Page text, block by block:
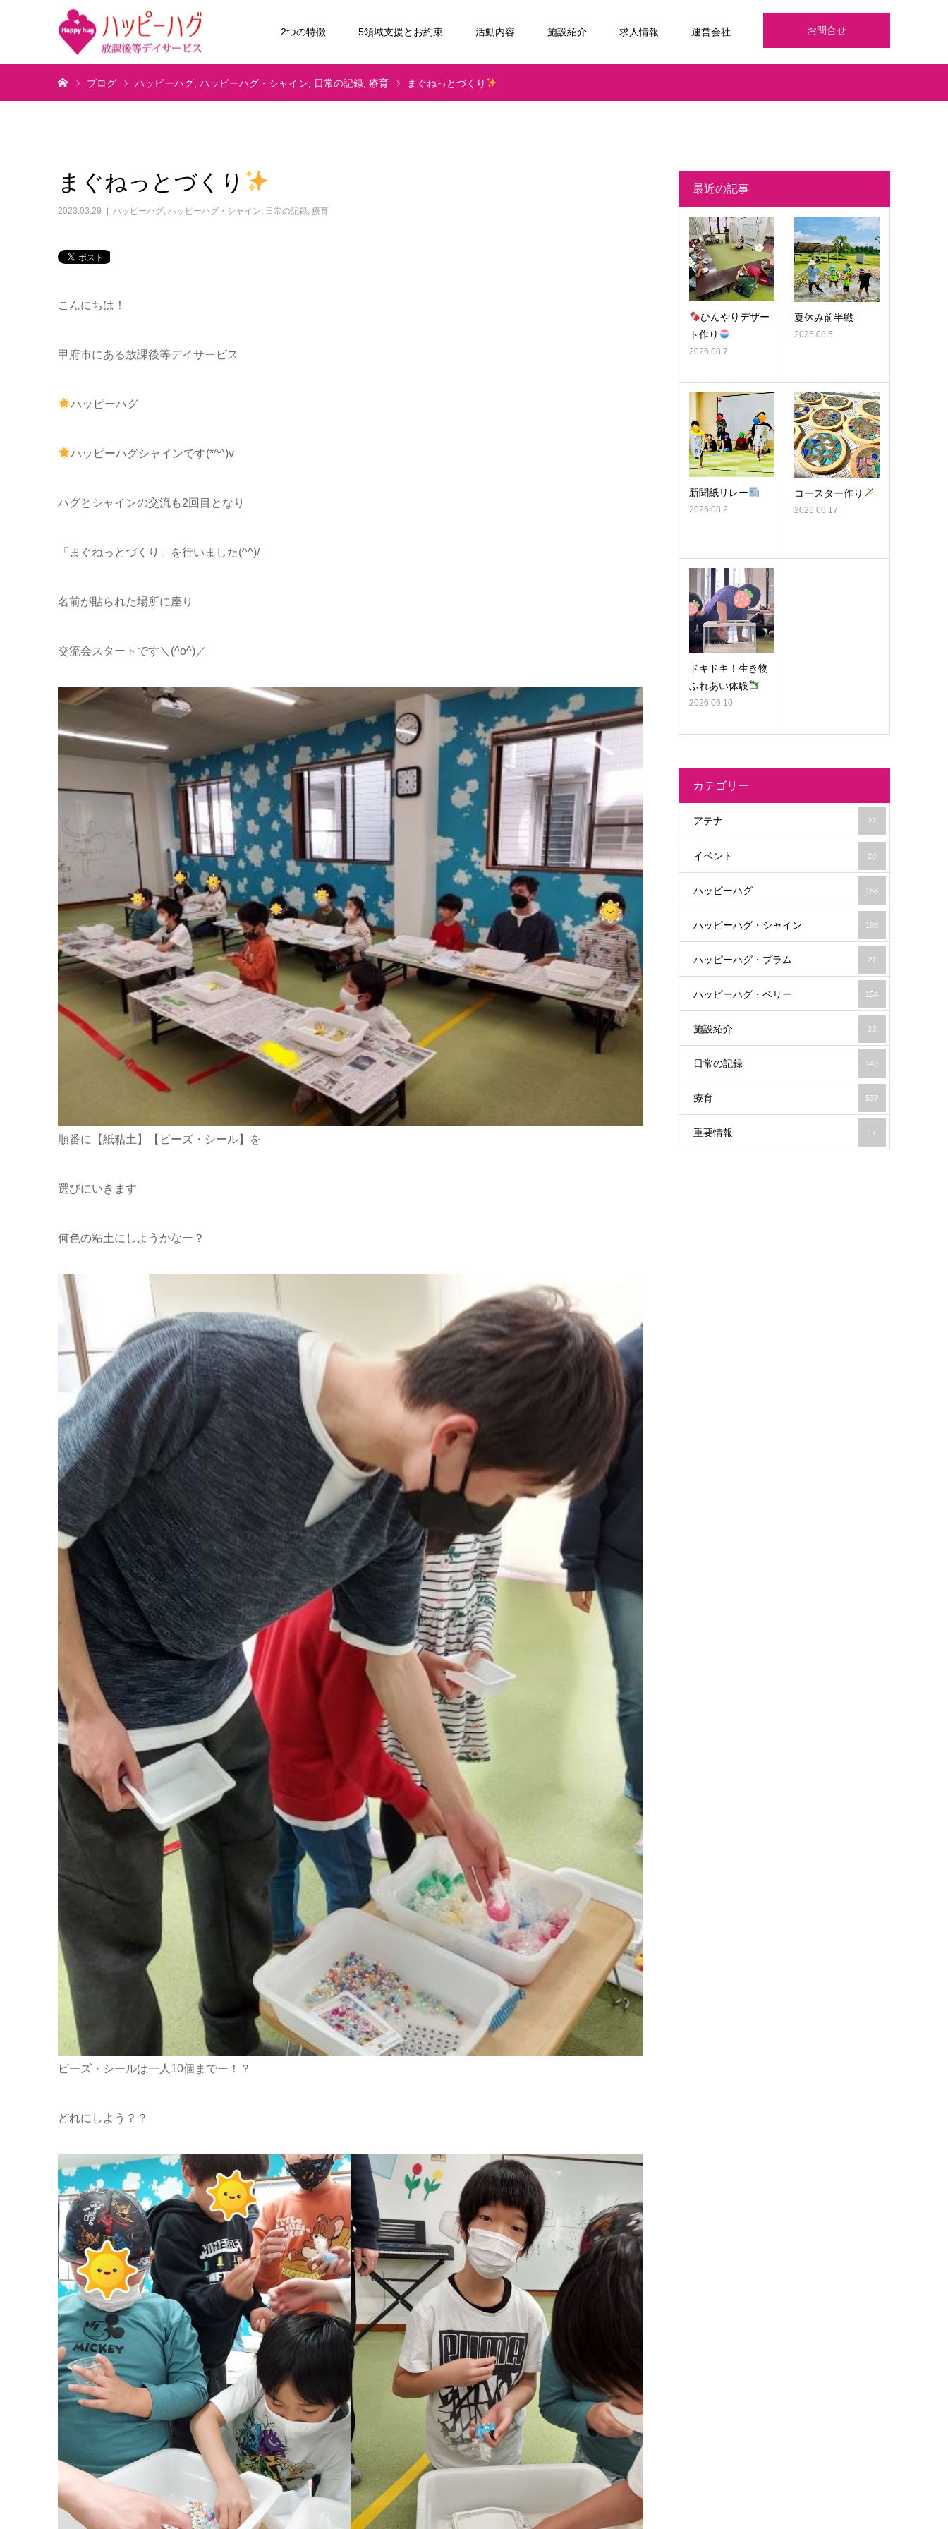
お問合せ
2つの特徴 5領域支援とお約束 活動内容 施設紹介 求人情報 運営会社
ブログ ハッピーハグ ハッピーハグ・シャイン 日常の記録 療育 まぐねっとづくり
まぐねっとづくり
2023.03.29 ハッピーハグ, ハッピーハグ・シャイン, 日常の記録, 療育
こんにちは！
甲府市にある放課後等デイサービス
ハッピーハグ
ハッピーハグシャインです(*^^)v
ハグとシャインの交流も2回目となり
「まぐねっとづくり」を行いました(^^)/
名前が貼られた場所に座り
交流会スタートです＼(^o^)／
順番に【紙粘土】【ビーズ・シール】を
選びにいきます
何色の粘土にしようかなー？
ビーズ・シールは一人10個までー！？
どれにしよう？？
最近の記事
ひんやりデザー
ト作り
2026.08.7
夏休み前半戦
2026.08.5
新聞紙リレー
2026.08.2
コースター作り
2026.06.17
ドキドキ！生き物
ふれあい体験
2026.06.10
カテゴリー
アテナ 22
イベント 20
ハッピーハグ 158
ハッピーハグ・シャイン 198
ハッピーハグ・プラム 27
ハッピーハグ・ベリー 154
施設紹介 23
日常の記録 540
療育 537
重要情報 17